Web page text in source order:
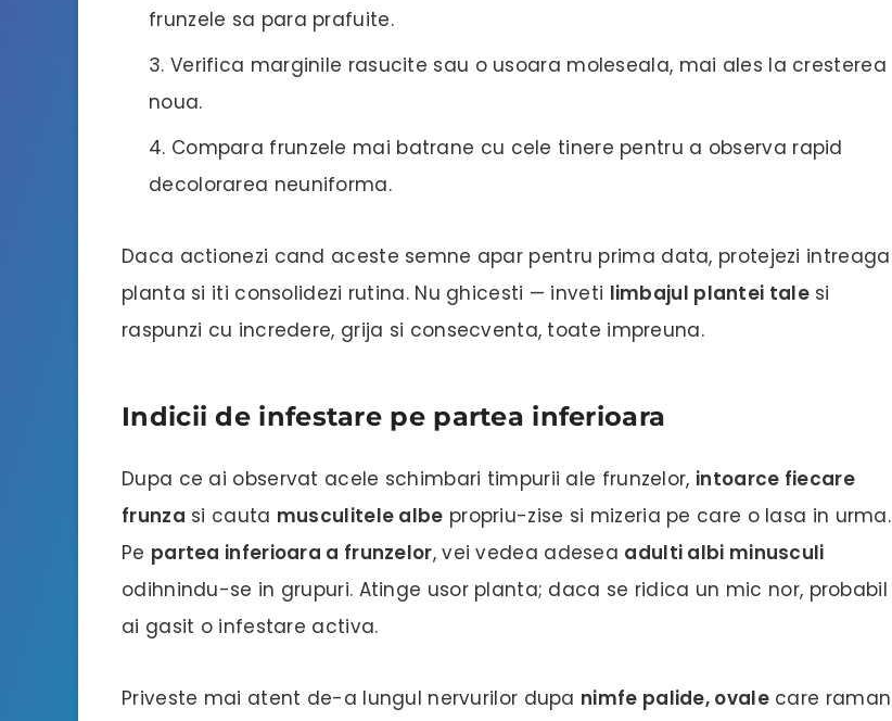
frunzele sa para prafuite.
Verifica marginile rasucite sau o usoara moleseala, mai ales la cresterea
noua.
Compara frunzele mai batrane cu cele tinere pentru a observa rapid
decolorarea neuniforma.
Daca actionezi cand aceste semne apar pentru prima data, protejezi intreaga
planta si iti consolidezi rutina. Nu ghicesti — inveti limbajul plantei talesi
raspunzi cu incredere, grija si consecventa, toate impreuna.
Indicii de infestare pe partea inferioara
Dupa ce ai observat acele schimbari timpurii ale frunzelor, intoarce fiecare
frunza si cauta musculitele albe propriu-zise si mizeria pe care o lasa in urma.
Pe partea inferioara a frunzelor, vei vedea adesea adulti albi minusculi
odihnindu-se in grupuri. Atinge usor planta; daca se ridica un mic nor, probabil
ai gasit o infestare activa.
Priveste mai atent de-a lungul nervurilor dupa nimfe palide, ovalecare raman